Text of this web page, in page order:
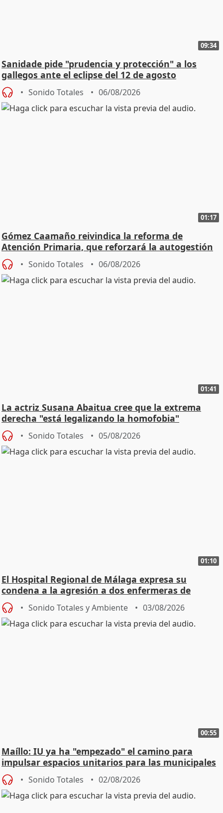
09:34
Sanidade pide "prudencia y protección" a los
gallegos ante el eclipse del 12 de agosto
Sonido Totales 06/08/2026
01:17
Gómez Caamaño reivindica la reforma de
Atención Primaria, que reforzará la autogestión
Sonido Totales 06/08/2026
01:41
La actriz Susana Abaitua cree que la extrema
derecha "está legalizando la homofobia"
Sonido Totales 05/08/2026
01:10
El Hospital Regional de Málaga expresa su
condena a la agresión a dos enfermeras de
Urgencias
Sonido Totales y Ambiente 03/08/2026
00:55
Maíllo: IU ya ha "empezado" el camino para
impulsar espacios unitarios para las municipales
Sonido Totales 02/08/2026